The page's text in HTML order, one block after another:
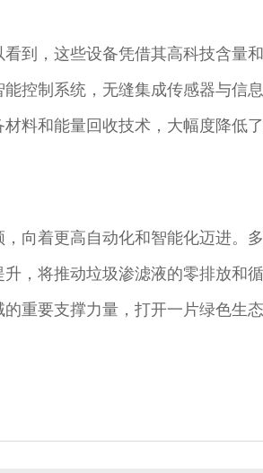
到，这些设备凭借其高科技含量
控制系统，无缝集成传感器与
料和能量回收技术，大幅度降
向着更高自动化和智能化迈进
，将推动垃圾渗滤液的零排放和
重要支撑力量，打开一片绿色生态